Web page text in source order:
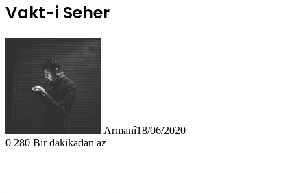
Vakt-i Seher
Armanî18/06/2020
0 280 Bir dakikadan az